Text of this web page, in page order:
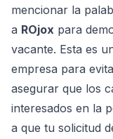
mencionar la
a ROjox para
vacante. Esta es
empresa para
asegurar que los
interesados en la
a que tu solicitud